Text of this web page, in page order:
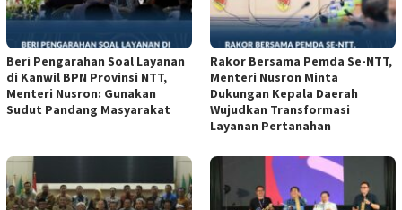
Beri Pengarahan Soal Layanan
di Kanwil BPN Provinsi NTT,
Menteri Nusron: Gunakan
Sudut Pandang Masyarakat
Rakor Bersama Pemda Se-NTT,
Menteri Nusron Minta
Dukungan Kepala Daerah
Wujudkan Transformasi
Layanan Pertanahan